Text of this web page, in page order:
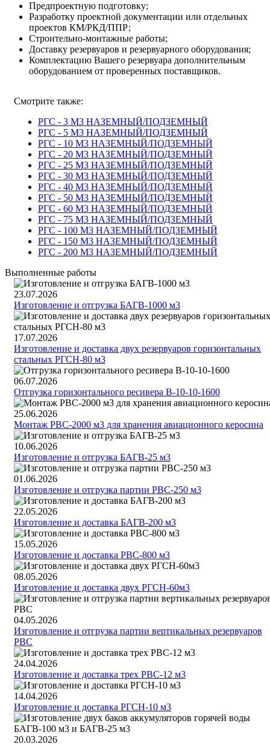
Предпроектную подготовку;
Разработку проектной документации или отдельных
проектов КМ/РКД/ППР;
Строительно-монтажные работы;
Доставку резервуаров и резервуарного оборудования;
Комплектацию Вашего резервуара дополнительным
оборудованием от проверенных поставщиков.
Смотрите также:
РГС - 3 М3 НАЗЕМНЫЙ/ПОДЗЕМНЫЙ
РГС - 5 М3 НАЗЕМНЫЙ/ПОДЗЕМНЫЙ
РГС - 10 М3 НАЗЕМНЫЙ/ПОДЗЕМНЫЙ
РГС - 20 М3 НАЗЕМНЫЙ/ПОДЗЕМНЫЙ
РГС - 25 М3 НАЗЕМНЫЙ/ПОДЗЕМНЫЙ
РГС - 30 М3 НАЗЕМНЫЙ/ПОДЗЕМНЫЙ
РГС - 40 M3 НАЗЕМНЫЙ/ПОДЗЕМНЫЙ
РГС - 50 M3 НАЗЕМНЫЙ/ПОДЗЕМНЫЙ
РГС - 60 M3 НАЗЕМНЫЙ/ПОДЗЕМНЫЙ
РГС - 75 М3 НАЗЕМНЫЙ/ПОДЗЕМНЫЙ
РГС - 100 М3 НАЗЕМНЫЙ/ПОДЗЕМНЫЙ
РГС - 150 М3 НАЗЕМНЫЙ/ПОДЗЕМНЫЙ
РГС - 200 М3 НАЗЕМНЫЙ/ПОДЗЕМНЫЙ
Выполненные работы
23.07.2026
Изготовление и отгрузка БАГВ-1000 м3
17.07.2026
Изготовление и доставка двух резервуаров горизонтальных
стальных РГСН-80 м3
06.07.2026
Отгрузка горизонтального ресивера В-10-10-1600
25.06.2026
Монтаж РВС-2000 м3 для хранения авиационного керосина
10.06.2026
Изготовление и отгрузка БАГВ-25 м3
01.06.2026
Изготовление и отгрузка партии РВС-250 м3
22.05.2026
Изготовление и доставка БАГВ-200 м3
15.05.2026
Изготовление и доставка РВС-800 м3
08.05.2026
Изготовление и доставка двух РГСН-60м3
04.05.2026
Изготовление и отгрузка партии вертикальных резервуаров
РВС
24.04.2026
Изготовление и доставка трех РВС-12 м3
14.04.2026
Изготовление и доставка РГСН-10 м3
20.03.2026